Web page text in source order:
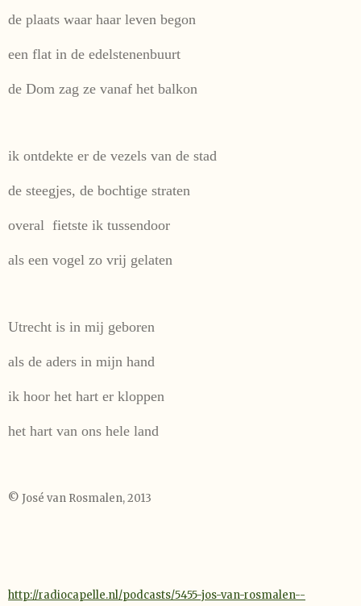
de plaats waar haar leven begon
een flat in de edelstenenbuurt
de Dom zag ze vanaf het balkon
ik ontdekte er de vezels van de stad
de steegjes, de bochtige straten
overal fietste ik tussendoor
als een vogel zo vrij gelaten
Utrecht is in mij geboren
als de aders in mijn hand
ik hoor het hart er kloppen
het hart van ons hele land
© José van Rosmalen, 2013
http://radiocapelle.nl/podcasts/5455-jos-van-rosmalen--